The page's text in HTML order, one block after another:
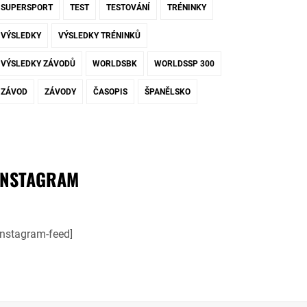
SUPERSPORT TEST TESTOVÁNÍ TRÉNINKY
VÝSLEDKY VÝSLEDKY TRÉNINKŮ
VÝSLEDKY ZÁVODŮ WORLDSBK WORLDSSP 300
ZÁVOD ZÁVODY ČASOPIS ŠPANĚLSKO
feed]